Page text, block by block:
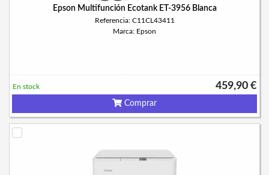
Epson Multifunción Ecotank ET-3956 Blanca
Referencia: C11CL43411
Marca: Epson
459,90 €
En stock
Comprar